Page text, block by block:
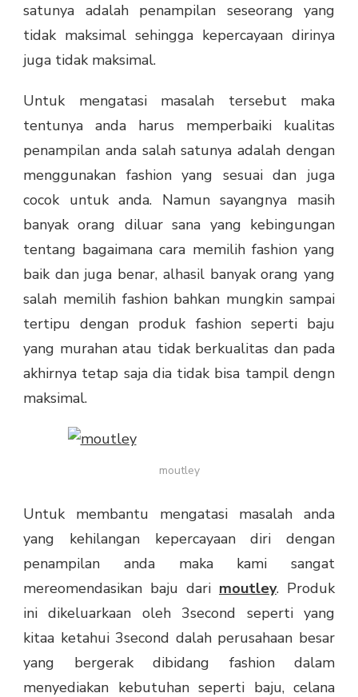
satunya adalah penampilan seseorang yang
tidak maksimal sehingga kepercayaan dirinya
juga tidak maksimal.
Untuk mengatasi masalah tersebut maka
tentunya anda harus memperbaiki kualitas
penampilan anda salah satunya adalah dengan
menggunakan fashion yang sesuai dan juga
cocok untuk anda. Namun sayangnya masih
banyak orang diluar sana yang kebingungan
tentang bagaimana cara memilih fashion yang
baik dan juga benar, alhasil banyak orang yang
salah memilih fashion bahkan mungkin sampai
tertipu dengan produk fashion seperti baju
yang murahan atau tidak berkualitas dan pada
akhirnya tetap saja dia tidak bisa tampil dengn
maksimal.
moutley
Untuk membantu mengatasi masalah anda
yang kehilangan kepercayaan diri dengan
penampilan anda maka kami sangat
mereomendasikan baju dari moutley. Produk
ini dikeluarkaan oleh 3second seperti yang
kitaa ketahui 3second dalah perusahaan besar
yang bergerak dibidang fashion dalam
menyediakan kebutuhan seperti baju, celana